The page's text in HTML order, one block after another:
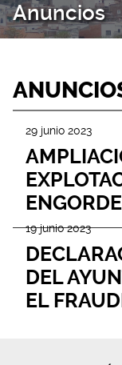
Anuncios
29 junio 2023
19 junio 2023
DEL
EL